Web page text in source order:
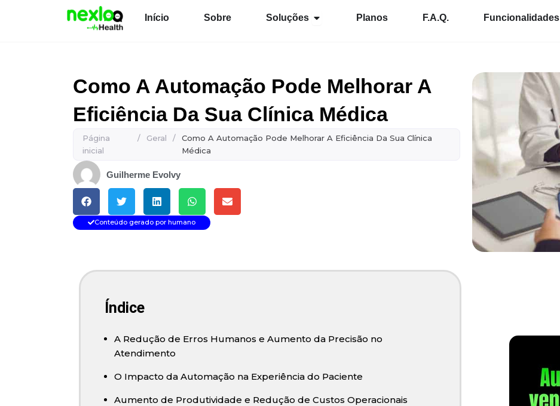
Início Sobre Soluções Abrir Soluções
Planos F.A.Q. Funcionalidades
Como A Automação Pode Melhorar A
Eficiência Da Sua Clínica Médica
Página
inicial
/ Geral /
Como A Automação Pode Melhorar A Eficiência Da Sua Clínica
Médica
Guilherme Evolvy
Conteúdo gerado por humano
Índice
A Redução de Erros Humanos e Aumento da Precisão no
Atendimento
O Impacto da Automação na Experiência do Paciente
Aumento de Produtividade e Redução de Custos Operacionais